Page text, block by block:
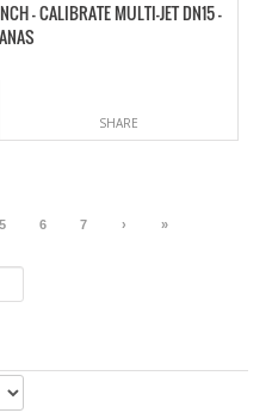
– CALIBRATE MULTI-JET DN15 –
SHARE
5 6 7 › »